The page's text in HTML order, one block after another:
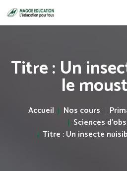
Titre : Un
le
Accueil Nos cours
Sciences
Titre : Un insecte